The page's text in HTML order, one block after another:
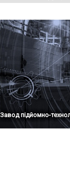
Завод підйомно-